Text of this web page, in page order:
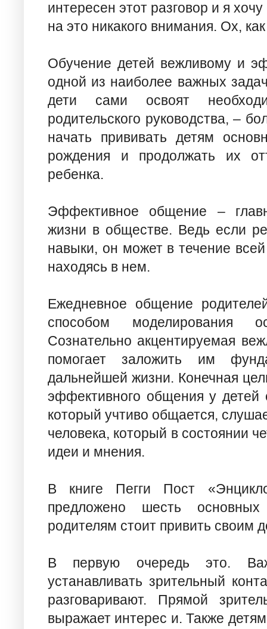
интересен этот разговор и я
на это никакого внимания. Ох,
Обучение детей вежливому и
одной из наиболее важных
дети сами освоят
родительского руководства, –
начать прививать детям
рождения и продолжать их
ребенка.
Эффективное общение –
жизни в обществе. Ведь если
навыки, он может в течение
находясь в нем.
Ежедневное общение
способом моделирования
Сознательно акцентируемая
помогает заложить им
дальнейшей жизни. Конечная
эффективного общения у детей
который учтиво общается,
человека, который в состоянии
идеи и мнения.
В книге Пегги Пост
предложено шесть
родителям стоит привить своим
В первую очередь это.
устанавливать зрительный
разговаривают. Прямой
выражает интерес и. Также